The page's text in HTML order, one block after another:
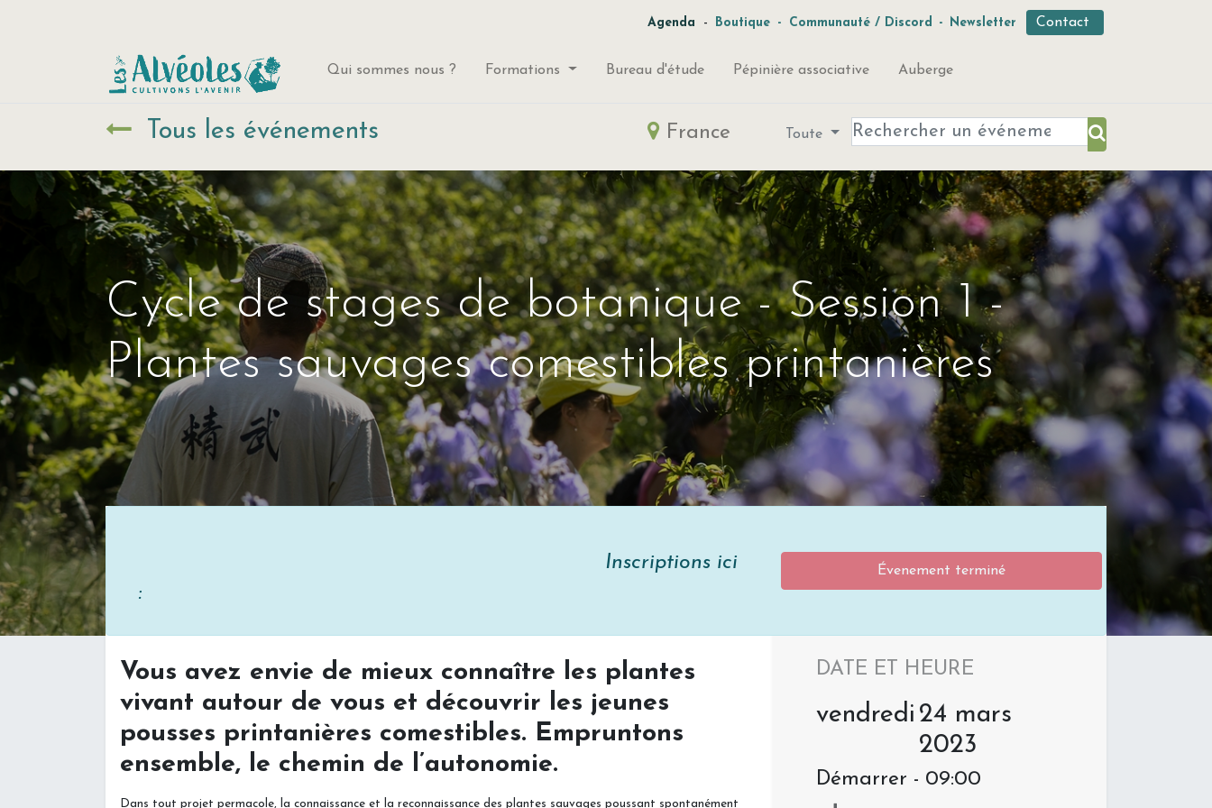
Agenda - Boutique - Communauté / Discord - Newsletter Contact
Qui sommes nous ? Formations Bureau d'étude Pépinière associative Auberge
Tous les événements France Toute
Cycle de stages de botanique - Session 1 -
Plantes sauvages comestibles printanières
Inscriptions ici
:
Évenement terminé
Vous avez envie de mieux connaître les plantes
vivant autour de vous et découvrir les jeunes
pousses printanières comestibles. Empruntons
ensemble, le chemin de l’autonomie.
Dans tout projet permacole, la connaissance et la reconnaissance des plantes sauvages poussant spontanément
DATE ET HEURE
vendredi 24 mars
2023
Démarrer - 09:00